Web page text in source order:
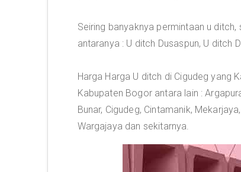
Seiring banyaknya permintaan u
antaranya : U ditch Dusaspun, U ditch
Harga Harga U ditch di Cigudeg yang
Kabupaten Bogor antara lain :
Bunar, Cigudeg, Cintamanik,
Wargajaya dan sekitarnya.